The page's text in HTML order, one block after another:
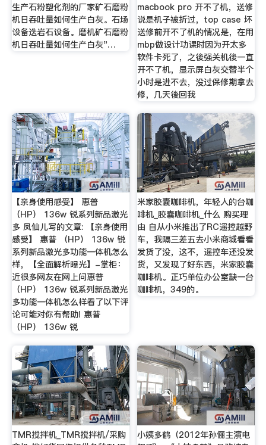
生产石粉塑化剂的厂家矿石磨粉
机日吞吐量如何生产白灰。石场
设备迭岩石设备。磨机矿石磨粉
机日吞吐量如何生产白灰"…
macbook pro 开不了机，送修
说是机子被折过，top case 坏
送修前开不了机的情况是，在用
mbp做设计功课时因为开太多
软件卡死了，之後强关机後一直
开不了机，显示屏白灰交替半个
小时是进不去，没过保修期拿去
修，几天後回我
【亲身使用感受】 惠普
（HP） 136w 锐系列新品激光
多 凤仙儿写的文章: 【亲身使用
感受】 惠普 （HP） 136w 锐
系列新品激光多功能一体机怎么
样，【全面解析曝光】-掌柜：
近很多网友在网上问惠普
（HP） 136w 锐系列新品激光
多功能一体机怎么样看了以下评
论可能对你有帮助! 惠普
（HP） 136w 锐
米家胶囊咖啡机，年轻人的台咖
啡机_胶囊咖啡机_什么 购买理
由 自从小米推出了RC遥控越野
车，我隔三差五去小米商城看看
发货了没，这不，遥控车还没发
货，又发现了好东西，米家胶囊
咖啡机。正巧单位办公室缺一台
咖啡机，349的。
TMR搅拌机_TMR搅拌机/采购
小姨多鹤（2012年孙俪主演电